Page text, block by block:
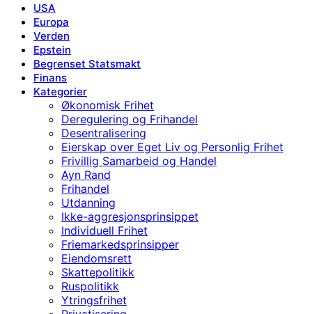
USA
Europa
Verden
Epstein
Begrenset Statsmakt
Finans
Kategorier
Økonomisk Frihet
Deregulering og Frihandel
Desentralisering
Eierskap over Eget Liv og Personlig Frihet
Frivillig Samarbeid og Handel
Ayn Rand
Frihandel
Utdanning
Ikke-aggresjonsprinsippet
Individuell Frihet
Friemarkedsprinsipper
Eiendomsrett
Skattepolitikk
Ruspolitikk
Ytringsfrihet